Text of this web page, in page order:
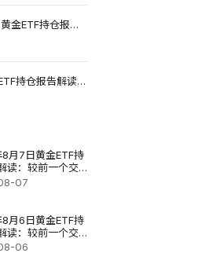
2024年11月12日-EBC黄金ETF持仓报告解读
2025年7月25日黄金ETF持仓报告解读：较前一个交易日增加2.29吨
月7日黄金ETF持
读：较前一个交
0.571吨
07
月6日黄金ETF持
读：较前一个交
4.851吨
06